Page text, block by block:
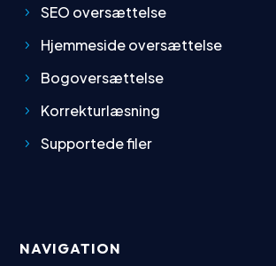
Hjemmeside oversættelse
Bogoversættelse
Korrekturlæsning
Supportede filer
Oversættelse